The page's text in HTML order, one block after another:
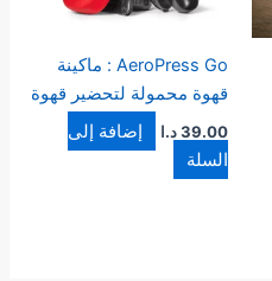
AeroPress Go : ماكينة
قهوة محمولة لتحضير قهوة
39.00د.ا
إضافة إلى
السلة